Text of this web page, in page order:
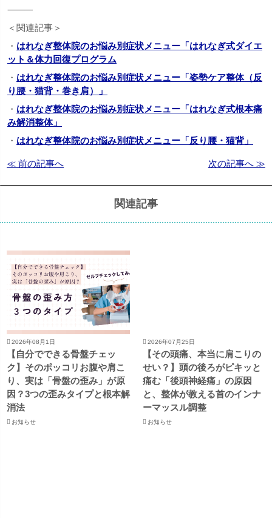
⸻
＜関連記事＞
・ はれなぎ整体院のお悩み別症状メニュー「はれなぎ式ダイエ
ット＆体力回復プログラム
・ はれなぎ整体院のお悩み別症状メニュー「姿勢ケア整体（反
り腰・猫背・巻き肩）」
・ はれなぎ整体院のお悩み別症状メニュー「はれなぎ式根本痛
み解消整体」
・ はれなぎ整体院のお悩み別症状メニュー「反り腰・猫背」
≪ 前の記事へ 次の記事へ ≫
関連記事
2026年08月1日
【自分でできる骨盤チェッ
ク】そのポッコリお腹や肩こ
り、実は「骨盤の歪み」が原
因？3つの歪みタイプと根本解
消法
お知らせ
2026年07月25日
【その頭痛、本当に肩こりの
せい？】頭の後ろがピキッと
痛む「後頭神経痛」の原因
と、整体が教える首のインナ
ーマッスル調整
お知らせ